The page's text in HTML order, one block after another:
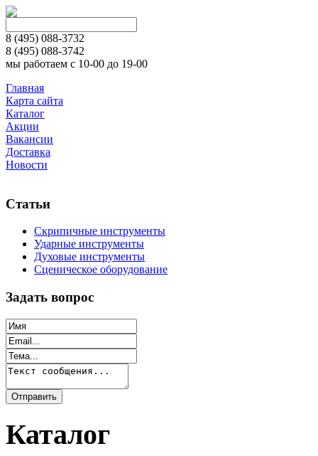
8 (495) 088-3732
8 (495) 088-3742
мы работаем с 10-00 до 19-00
Главная
Карта сайта
Каталог
Акции
Вакансии
Доставка
Новости
Статьи
Скрипичные инструменты
Ударные инструменты
Духовые инструменты
Сценическое оборудование
Задать вопрос
Каталог